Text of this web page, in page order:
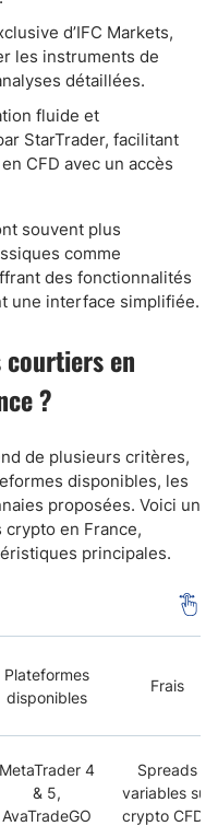
d’IFC Markets,
les instruments de
détaillées.
fluide et
StarTrader, facilitant
CFD avec un accès
souvent plus
comme
des fonctionnalités
une interface simplifiée.
en
?
de plusieurs critères,
disponibles, les
proposées. Voici un
en France,
principales.
Plateformes
disponibles
Frais
MetaTrader 4
& 5,
AvaTradeGO
Spreads
variables sur
crypto CFDs